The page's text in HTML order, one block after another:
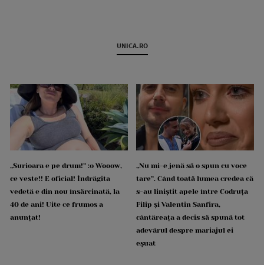
UNICA.RO
„Surioara e pe drum!” :o Wooow,
ce veste!! E oficial! Îndrăgita
vedetă e din nou însărcinată, la
40 de ani! Uite ce frumos a
anunțat!
„Nu mi-e jenă să o spun cu voce
tare”. Când toată lumea credea că
s-au liniștit apele între Codruța
Filip și Valentin Sanfira,
cântăreața a decis să spună tot
adevărul despre mariajul ei
eșuat